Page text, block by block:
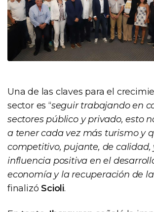
Una de las claves para el
sector es “seguir trabajando en
sectores público y privado, esto
a tener cada vez más turismo y
competitivo, pujante, de calidad,
influencia positiva en el
economía y la recuperación de
finalizóScioli.